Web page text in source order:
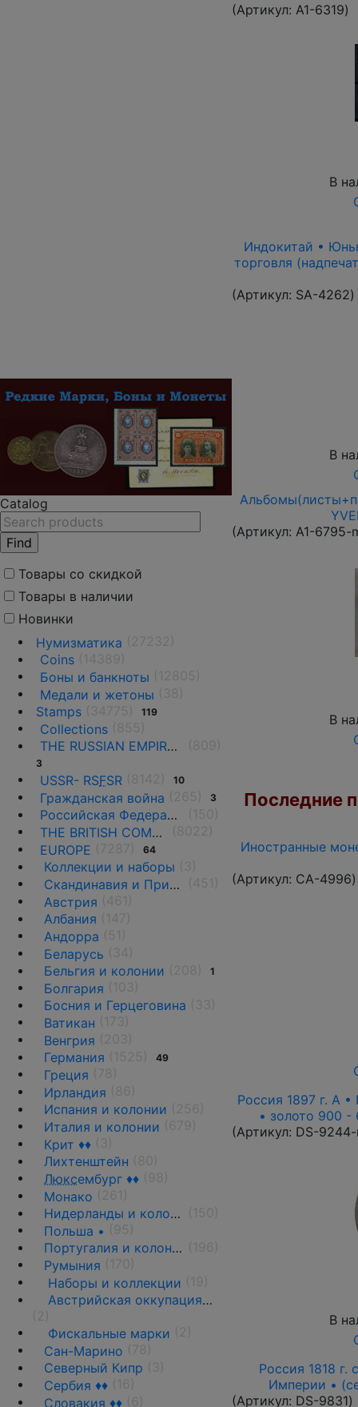
Catalog
Товары со скидкой
Товары в наличии
Новинки
Нумизматика
Coins
Боны и банкноты
Медали и жетоны
Stamps
119
Collections
THE RUSSIAN EMPIRE UNTIL 1917.
3
USSR- RSFSR 10
Гражданская война 3
Российская Федерация(1992 г.-н.д.)
THE BRITISH COMMONWEALTH
EUROPE
64
Коллекции и наборы
Скандинавия и Прибалтика
Австрия
Албания
Андорра
Беларусь
Бельгия и колонии
1
Болгария
Босния и Герцеговина
Ватикан
Венгрия
Германия
49
Греция
Ирландия
Испания и колонии
Италия и колонии
Крит ♦♦
Лихтенштейн
Люксембург ♦♦
Монако
Нидерланды и колонии
Польша •
Португалия и колонии
Румыния
Наборы и коллекции
Австрийская оккупация 1917-1918 гг.
Фискальные марки
Сан-Марино
Северный Кипр
Сербия ♦♦
Словакия ♦♦
(Артикул: A1-6319)
В
Индокитай •
торговля
(Артикул: SA-4262)
В
(Артикул: A1-6795-
В
Последние
Иностранные
(Артикул: CA-4996)
Россия 1897 г. А
• золото 900 -
(Артикул: DS-
В
Россия 1818 г.
Империи •
(Артикул: DS-9831)